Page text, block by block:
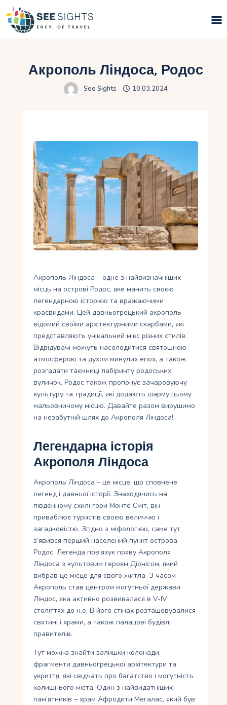
Гарячі тури
Інфо
Блог
Контакти
Укр
Акрополь Ліндоса, Родос
See Sights 10.03.2024
Акрополь Ліндоса – одне з найвизначніших
місць на острові Родос, яке манить своєю
легендарною історією та вражаючими
краєвидами. Цей давньогрецький акрополь
відомий своїми архітектурними скарбами, які
представляють унікальний мікс різних стилів.
Відвідувачі можуть насолодитися святошною
атмосферою та духом минулих епох, а також
розгадати таємниці лабіринту родоських
вуличок. Родос також пропонує зачаровуючу
культуру та традиції, які додають шарму цьому
мальовничому місцю. Давайте разом вирушимо
на незабутній шлях до Акрополя Ліндоса!
Легендарна історія
Акрополя Ліндоса
Акрополь Ліндоса – це місце, що сповнене
легенд і давньої історії. Знаходячись на
південному схилі гори Монте Сміт, він
приваблює туристів своєю величчю і
загадковістю. Згідно з міфологією, саме тут
з’явився перший населений пункт острова
Родос. Легенда пов’язує появу Акрополя
Ліндоса з культовим героєм Діонісом, який
вибрав це місце для свого житла. З часом
Акрополь став центром могутньої держави
Ліндос, яка активно розвивалася в V-IV
століттях до н.е. В його стінах розташовувалися
святині і храми, а також палацові будівлі
правителів.
Тут можна знайти залишки колонади,
фрагменти давньогрецької архітектури та
укриття, які свідчать про багатство і могутність
колишнього міста. Один з найвидатніших
пам’ятників – храм Афродити Мегалас, який був